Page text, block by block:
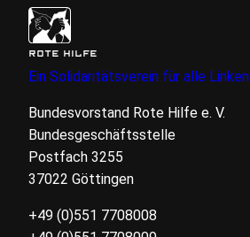
ROTE HILFE
Ein Solidaritätsverein für alle Linken
Bundesvorstand Rote Hilfe e. V.
Bundesgeschäftsstelle
Postfach 3255
37022 Göttingen
+49 (0)551 7708008